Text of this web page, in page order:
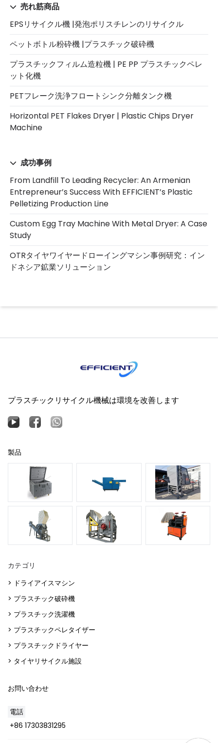
売れ筋商品
EPSリサイクル機 |発泡ポリスチレンのリサイクル
ペットボトル粉砕機 |プラスチック破砕機
プラスチックフィルム造粒機 | PE PP プラスチックペレ
ット化機
PETフレーク洗浄フロートシンク分離タンク機
Horizontal PET Flakes Dryer | Plastic Chips Dryer
Machine
成功事例
From Landfill To Leading Recycler: An Armenian
Entrepreneur’s Success With EFFICIENT’s Plastic
Pelletizing Production Line
Custom Egg Tray Machine With Metal Dryer: A Case
Study
OTRタイヤワイヤードローイングマシン事例研究：イン
ドネシア鉱業ソリューション
プラスチックリサイクル機械は環境を改善します
製品
カテゴリ
> ドライアイスマシン
> プラスチック破砕機
> プラスチック洗濯機
> プラスチックペレタイザー
> プラスチックドライヤー
> タイヤリサイクル施設
お問い合わせ
電話
+86 17303831295